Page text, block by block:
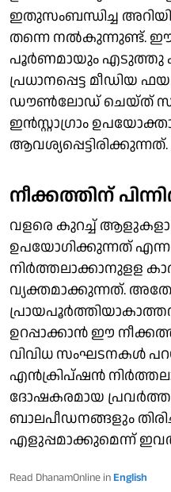
ഇതുസംബന്ധിച്ച
തന്നെ നല്‍കുന്നുണ്ട്.
പൂർണമായും എടുത്തു
പ്രധാനപ്പെട്ട
ഡൗൺലോഡ് ചെയ്ത്
ഇൻസ്റ്റാഗ്രാം
ആവശ്യപ്പെട്ടിരിക്കുന്നത്.
നീക്കത്തിന്
വളരെ കുറച്ച്
ഉപയോഗിക്കുന്നത്
നിര്‍ത്തലാക്കാനുളള
വ്യക്തമാക്കുന്നത്.
ഉറപ്പാക്കാന്‍ ഈ
വിവിധ സംഘടനകള്‍
എൻക്രിപ്ഷൻ
ദോഷകരമായ
ബാലപീഡനങ്ങളും
എളുപ്പമാക്കുമെന്ന്
Read DhanamOnline in English